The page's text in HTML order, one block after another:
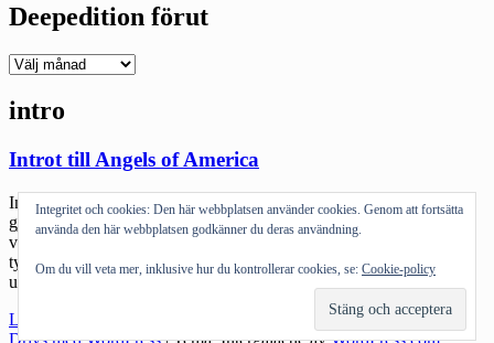
Deepedition förut
Deepedition
intro
Introt till Angels of America
Introt till ”Angels of America” är antagligen det snyggaste som
gjorts. Förtexter fascinerar mig. Ofta tänker man sällan på dem men
vissa är helt enkelt så jävla bra. ”Seven” fick pris för det och jag
tycker att ”Angels…” borde fått det. Att göra den kameraåkningen
utan att man upplever det som renderat…
Läs mer
till
Drivs med WordPress |Tema: Intergalactic avWordPress.com.
Integritet och cookies: Den här webbplatsen använder cookies. Genom att fortsätta
använda den här webbplatsen godkänner du deras användning.
Om du vill veta mer, inklusive hur du kontrollerar cookies, se: Cookie-policy